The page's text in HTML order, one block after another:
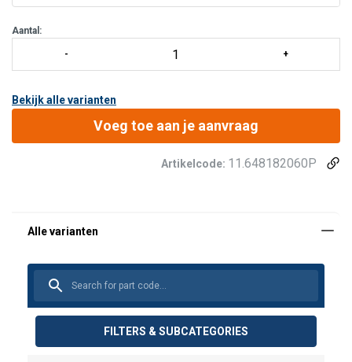
Aantal:
Bekijk alle varianten
Voeg toe aan je aanvraag
Artikelcode: 11.648182060P
FILTERS & SUBCATEGORIES